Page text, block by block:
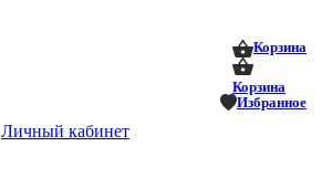
Корзина
Корзина
Избранное
Личный кабинет